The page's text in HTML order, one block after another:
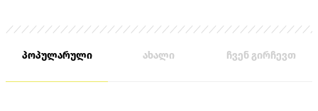
პოპულარული ახალი ჩვენ გირჩევთ